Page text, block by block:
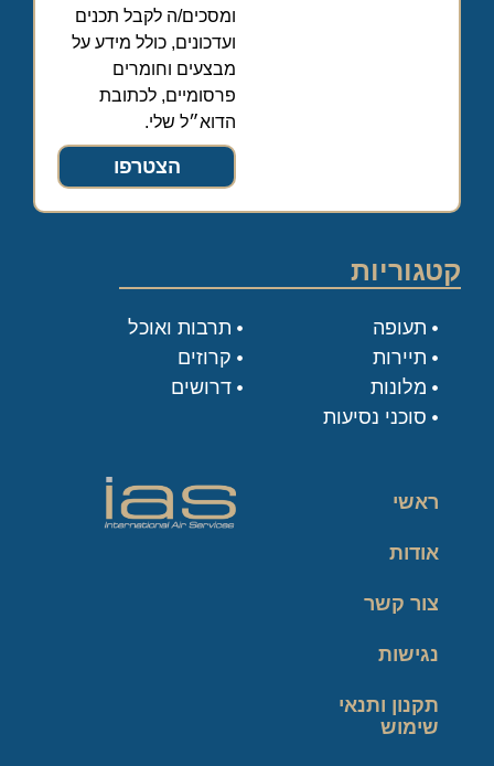
ומסכים/ה לקבל תכנים
ועדכונים, כולל מידע על
מבצעים וחומרים
פרסומיים, לכתובת
הדוא״ל שלי.
הצטרפו
קטגוריות
תעופה
תיירות
מלונות
סוכני נסיעות
תרבות ואוכל
קרוזים
דרושים
ראשי
אודות
צור קשר
נגישות
תקנון ותנאי
שימוש